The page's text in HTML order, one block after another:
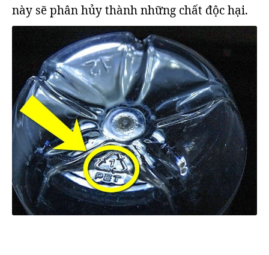
này sẽ phân hủy thành những chất độc hại.